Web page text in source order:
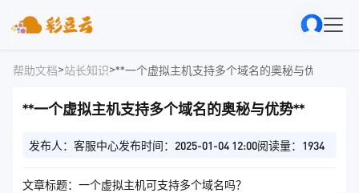
帮助文档>站长知识>**一个虚拟主机支持多个域名的奥秘与优势**
**一个虚拟主机支持多个域名的奥秘与优势**
发布人：客服中心发布时间：2025-01-04 12:00阅读量：1934
文章标题：一个虚拟主机可支持多个域名吗？